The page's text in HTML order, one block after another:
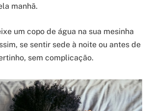
manhã.
um copo de água na sua mesinha
se sentir sede à noite ou antes de
sem complicação.